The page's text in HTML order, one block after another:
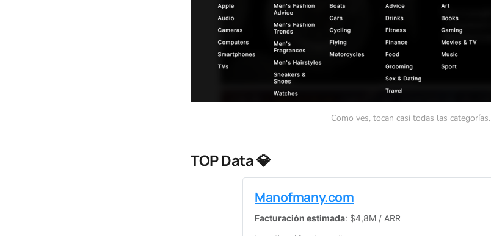
Como ves, tocan casi todas las categorías.
TOP Data 💎
Manofmany.com
Facturación estimada: $4,8M / ARR